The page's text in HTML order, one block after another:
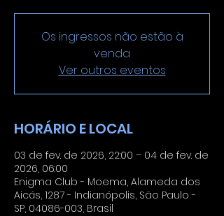
Os ingressos não estão à
venda
Ver outros eventos
HORÁRIO E LOCAL
03 de fev. de 2026, 22:00 – 04 de fev. de
2026, 06:00
Enigma Club - Moema, Alameda dos
Aicás, 1287 - Indianópolis, São Paulo -
SP, 04086-003, Brasil